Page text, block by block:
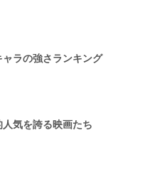
ラの強さランキング
人気を誇る映画たち